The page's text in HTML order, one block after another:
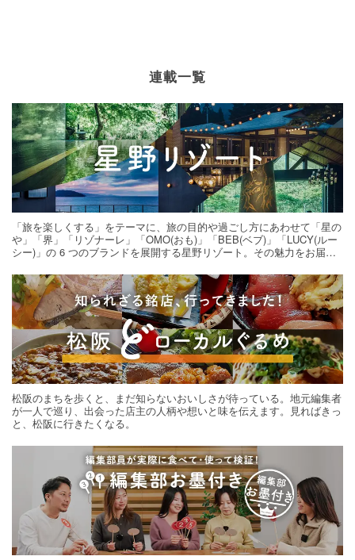
連載一覧
「旅を楽しくする」をテーマに、旅の目的や過ごし方にあわせて「星の
や」「界」「リゾナーレ」「OMO(おも)」「BEB(ベブ)」「LUCY(ルー
シー)」の 6 つのブランドを展開する星野リゾート。その魅力をお届け
松阪のまちを歩くと、まだ知らないおいしさが待っている。地元編集者
が一人で巡り、出会った店主の人柄や想いと味を伝えます。見ればきっ
と、松阪に行きたくなる。